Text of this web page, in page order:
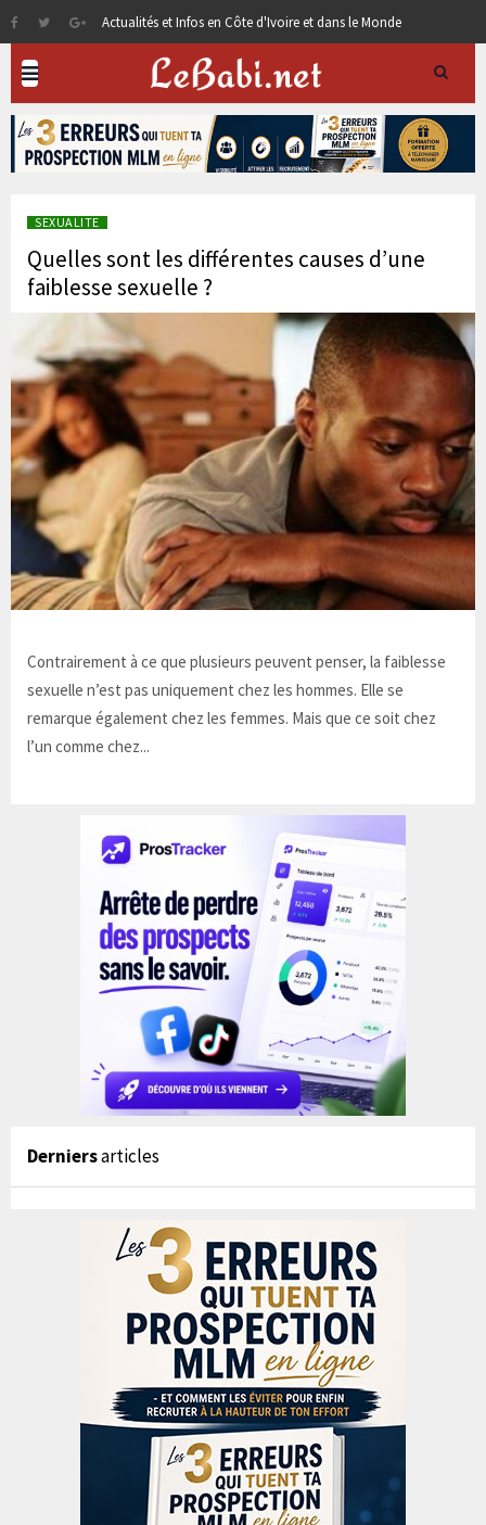
Actualités et Infos en Côte d'Ivoire et dans le Monde
SEXUALITE
Quelles sont les différentes causes d’une
faiblesse sexuelle ?
Contrairement à ce que plusieurs peuvent penser, la faiblesse
sexuelle n’est pas uniquement chez les hommes. Elle se
remarque également chez les femmes. Mais que ce soit chez
l’un comme chez...
Derniersarticles